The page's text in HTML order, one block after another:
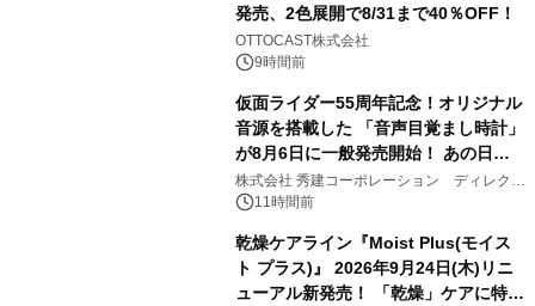
発売、2色展開で8/31まで40％OFF！
OTTOCAST株式会社
9時間前
仮面ライダー55周年記念！オリジナル
音源を搭載した 「音声目覚まし時計」
が8月6日に一般発売開始！ あの日の
大興奮が今甦る
株式会社 秀建コーポレーション ディレクト
アートギャラリー
11時間前
乾燥ケアライン『Moist Plus(モイス
ト プラス)』 2026年9月24日(木)リニ
ューアル新発売！ 「乾燥」ケアに特化